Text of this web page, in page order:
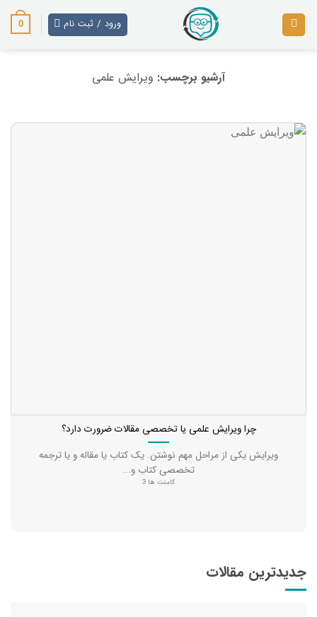
ورود / ثبت نام 0
آرشیو برچسب: ویرایش علمی
جدیدترین مقالات
چرا ویرایش علمی یا تخصصی مقالات ضرورت دارد؟
ویرایش یکی از مراحل مهم نوشتن. یک کتاب یا مقاله و یا ترجمه
تخصصی کتاب و...
کامنت ها 3